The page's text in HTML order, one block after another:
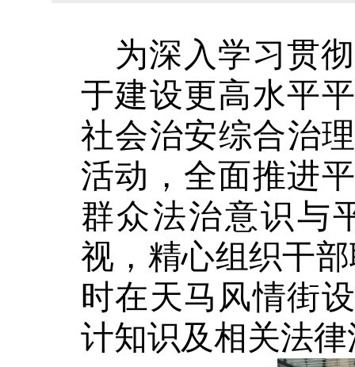
为深入学习贯
于建设更高水平
社会治安综合治
活动，全面推进
群众法治意识与
视，精心组织干
时在天马风情街
计知识及相关法